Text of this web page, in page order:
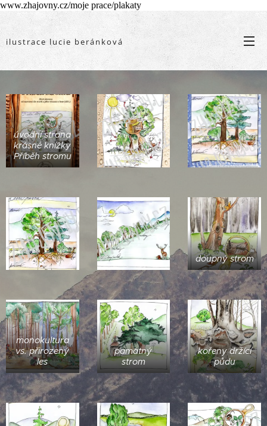
www.zhajovny.cz/moje prace/plakaty
ilustrace lucie beránková
úvodní strana
krásné knížky
Příběh stromu
doupný strom
monokultura
vs. přirozený
les
památný
strom
kořeny držící
půdu